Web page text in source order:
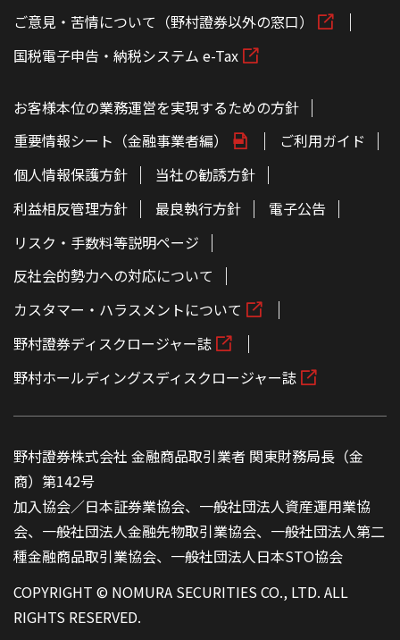
ご意見・苦情について（野村證券以外の窓口）
国税電子申告・納税システム e-Tax
お客様本位の業務運営を実現するための方針
重要情報シート（金融事業者編）
ご利用ガイド
個人情報保護方針
当社の勧誘方針
利益相反管理方針
最良執行方針
電子公告
リスク・手数料等説明ページ
反社会的勢力への対応について
カスタマー・ハラスメントについて
野村證券ディスクロージャー誌
野村ホールディングスディスクロージャー誌
野村證券株式会社 金融商品取引業者 関東財務局長（金
商）第142号
加入協会／日本証券業協会、一般社団法人資産運用業協
会、一般社団法人金融先物取引業協会、一般社団法人第二
種金融商品取引業協会、一般社団法人日本STO協会
COPYRIGHT © NOMURA SECURITIES CO., LTD. ALL
RIGHTS RESERVED.